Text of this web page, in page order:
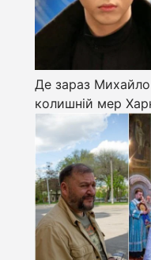
Де зараз
колишній мер